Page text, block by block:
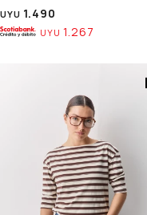
UYU 1.490
UYU 1.267